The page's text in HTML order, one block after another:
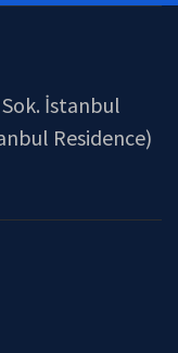
İstanbul
Residence)